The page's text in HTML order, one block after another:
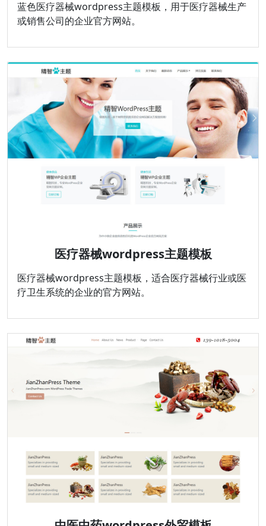
蓝色医疗器械wordpress主题模板，用于医疗器械生产
或销售公司的企业官方网站。
医疗器械wordpress主题模板
医疗器械wordpress主题模板，适合医疗器械行业或医
疗卫生系统的企业的官方网站。